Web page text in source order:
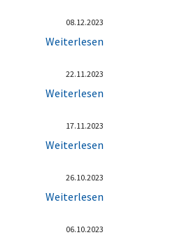
08.12.2023
Weiterlesen
22.11.2023
Weiterlesen
17.11.2023
Weiterlesen
26.10.2023
Weiterlesen
06.10.2023